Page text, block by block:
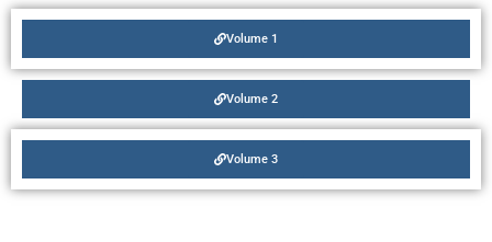
Volume 1
Volume 2
Volume 3